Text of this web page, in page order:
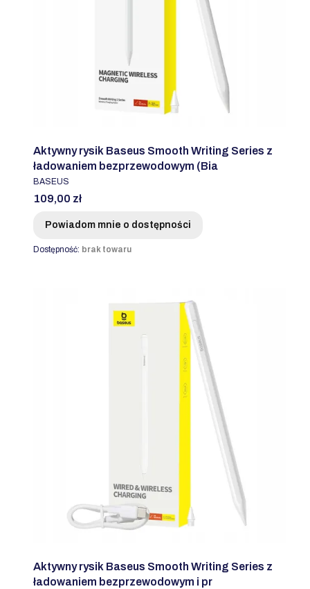
Aktywny rysik Baseus Smooth Writing Series z
ładowaniem bezprzewodowym (Bia
PRODUCENT
BASEUS
Cena
109,00 zł
Powiadom mnie o dostępności
Dostępność: brak towaru
Aktywny rysik Baseus Smooth Writing Series z
ładowaniem bezprzewodowym i pr